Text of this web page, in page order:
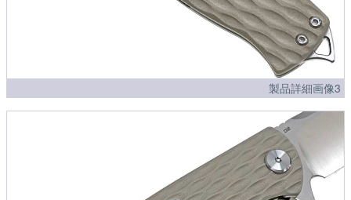
製品詳細画像3